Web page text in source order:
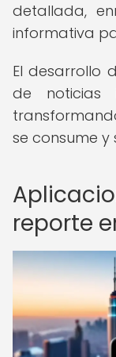
detallada,
informativa
El desarrollo
de noticias
se consume
reporte